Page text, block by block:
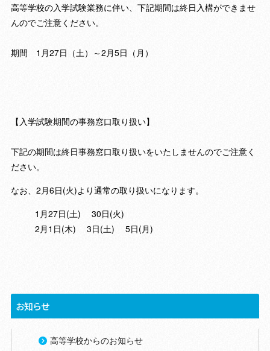
高等学校の入学試験業務に伴い、下記期間は終日入構ができませ
んのでご注意ください。
期間 1月27日（土）～2月5日（月）
【入学試験期間の事務窓口取り扱い】
下記の期間は終日事務窓口取り扱いをいたしませんのでご注意く
ださい。
なお、2月6日(火)より通常の取り扱いになります。
1 月27日(土) 30日(火)
2月1日(木) 3日(土) 5日(月)
お知らせ
高等学校からのお知らせ